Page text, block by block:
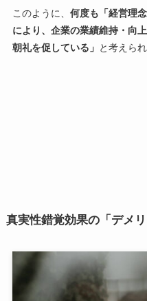
このように、 何度も「経営理
により、企業の業績維持・向
朝礼を促している」 と考えられ
真実性錯覚効果の「デメ